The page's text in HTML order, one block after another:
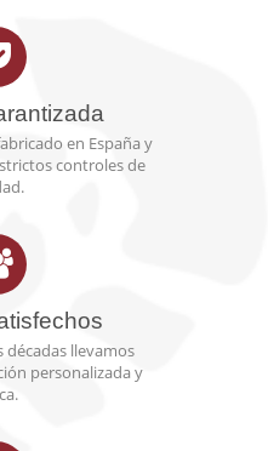
en España y
controles de
décadas llevamos
personalizada y